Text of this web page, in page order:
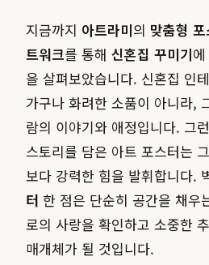
지금까지 아트라미의 맞춤형
트워크를 통해 신혼집 꾸미기
을 살펴보았습니다. 신혼집 인
가구나 화려한 소품이 아니라,
람의 이야기와 애정입니다. 그
스토리를 담은 아트 포스터는
보다 강력한 힘을 발휘합니다.
터 한 점은 단순히 공간을 채우
로의 사랑을 확인하고 소중한
매개체가 될 것입니다.